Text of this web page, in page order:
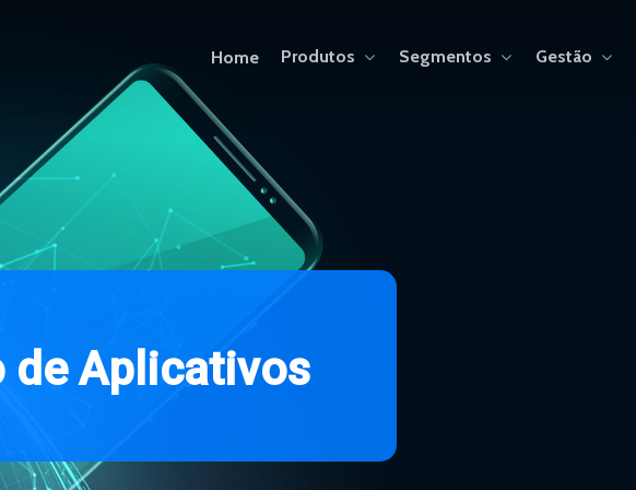
Home Produtos Segmentos Gestão
de Ap icativos